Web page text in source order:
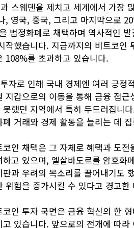
스웨덴을 제치고 세계에서 가장
, 영국, 중국, 그리고 마지막으로
법정화폐로 채택하며 역사적인
작했습니다. 지금까지의 비트코
108%를 초과하고 있습니다.
자로 인해 국내 경제엔 여러 긍정
지갑으로의 이동을 통해 금융 접
했던 지역에서 특히 두드러집니
거래와 경제 활동을 늘리는 데
인 채택은 그 자체로 혜택과 도
고 있으며, 엘살바도르를 암호
과 우려의 목소리를 끌어내기도
위험을 증가시킬 수 있다고 경고한
인 투자 국면은 금융 혁신의 한
있습니다. 앞으로의 전개에 따